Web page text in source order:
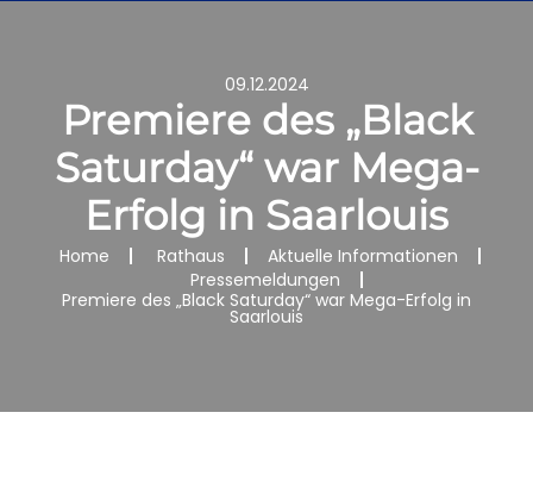
09.12.2024
Premiere des „Black
Saturday“ war Mega-
Erfolg in Saarlouis
Home Rathaus
Aktuelle Informationen
Pressemeldungen
Premiere des „Black Saturday“ war Mega-Erfolg in
Saarlouis